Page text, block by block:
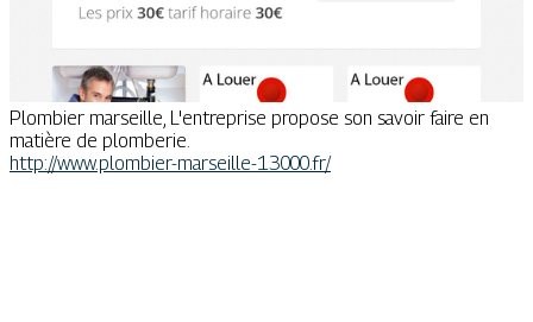
Plombier marseille, L'entreprise propose son savoir faire en
matière de plomberie.
http://www.plombier-marseille-13000.fr/